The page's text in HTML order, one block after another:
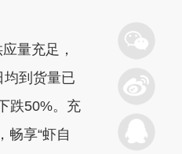
量充足，
均到货量已
跌50%。充
畅享“虾自